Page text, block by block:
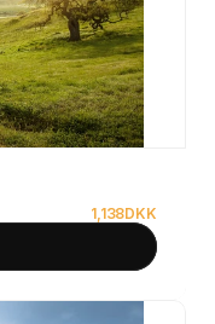
1,138DKK